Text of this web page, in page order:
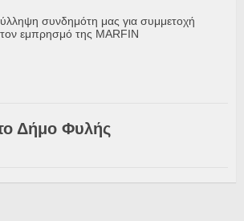
συνδημότη μας για συμμετοχή
εμπρησμό της MARFIN
Δήμο Φυλής